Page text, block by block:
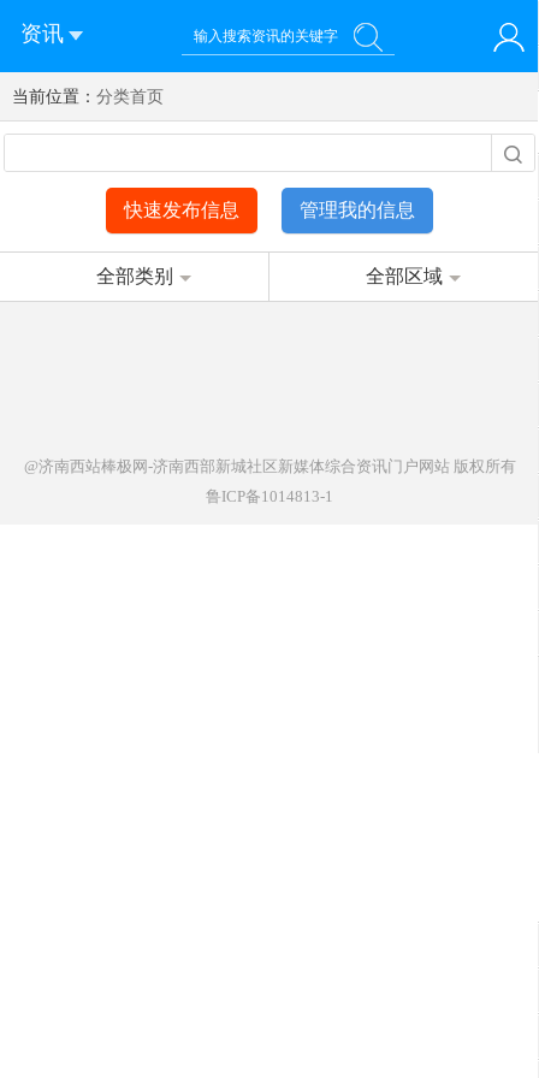
资讯
您好！欢迎来到济南西站棒极网-济南西部新城社区新媒体综
合资讯门户网站
登录 注册 微信快速登录
当前位置： 分类首页
快速发布信息 管理我的信息
全部类别 全部区域
@济南西站棒极网-济南西部新城社区新媒体综合资讯门户网站版权所有
鲁ICP备1014813-1